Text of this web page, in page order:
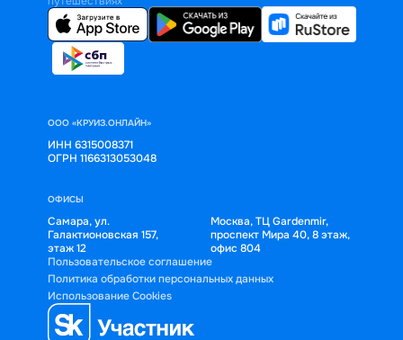
ООО «КРУИЗ.ОНЛАЙН»
ИНН 6315008371
ОГРН 1166313053048
ОФИСЫ
Самара, ул.
Галактионовская 157,
этаж 12
Москва, ТЦ Gardenmir,
проспект Мира 40, 8 этаж,
офис 804
Пользовательское соглашение
Политика обработки персональных данных
Использование Cookies